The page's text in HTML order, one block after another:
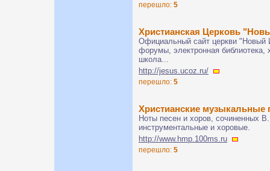
перешло: 5
Христианская Церковь
Официальный сайт церкви "Новый
форумы, электронная библиотека,
школа...
http://jesus.ucoz.ru/
перешло: 5
Христианские музыкальные
Ноты песен и хоров, сочиненных
инструментальные и хоровые.
http://www.hmp.100ms.ru
перешло: 5